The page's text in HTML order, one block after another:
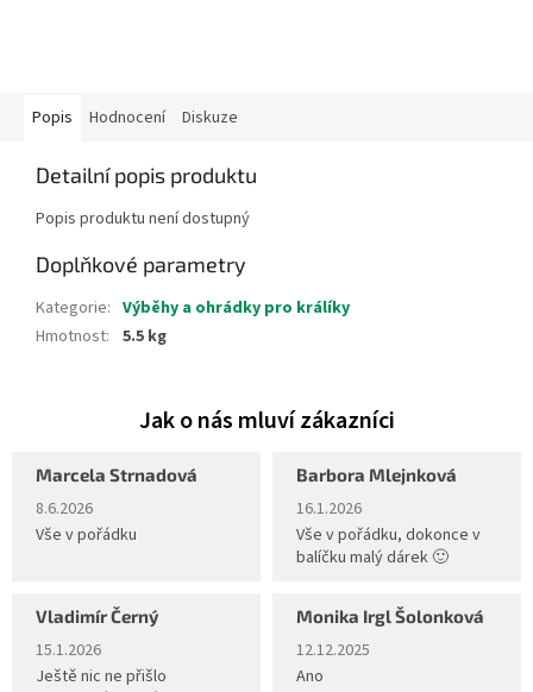
Popis Hodnocení Diskuze
Detailní popis produktu
Popis produktu není dostupný
Doplňkové parametry
Kategorie: Výběhy a ohrádky pro králíky
Hmotnost: 5.5 kg
Marcela Strnadová
Hodnocení obchodu je 5 z 5 hvězdiček.
8.6.2026
Vše v pořádku
Barbora Mlejnková
Hodnocení obchodu je 5 z 5
16.1.2026
Vše v pořádku, dokonce v
balíčku malý dárek 🙂
Vladimír Černý
Hodnocení obchodu je 5 z 5 hvězdiček.
15.1.2026
Ještě nic ne přišlo
Monika Irgl Šolonková
Hodnocení obchodu je 5 z 5
12.12.2025
Ano